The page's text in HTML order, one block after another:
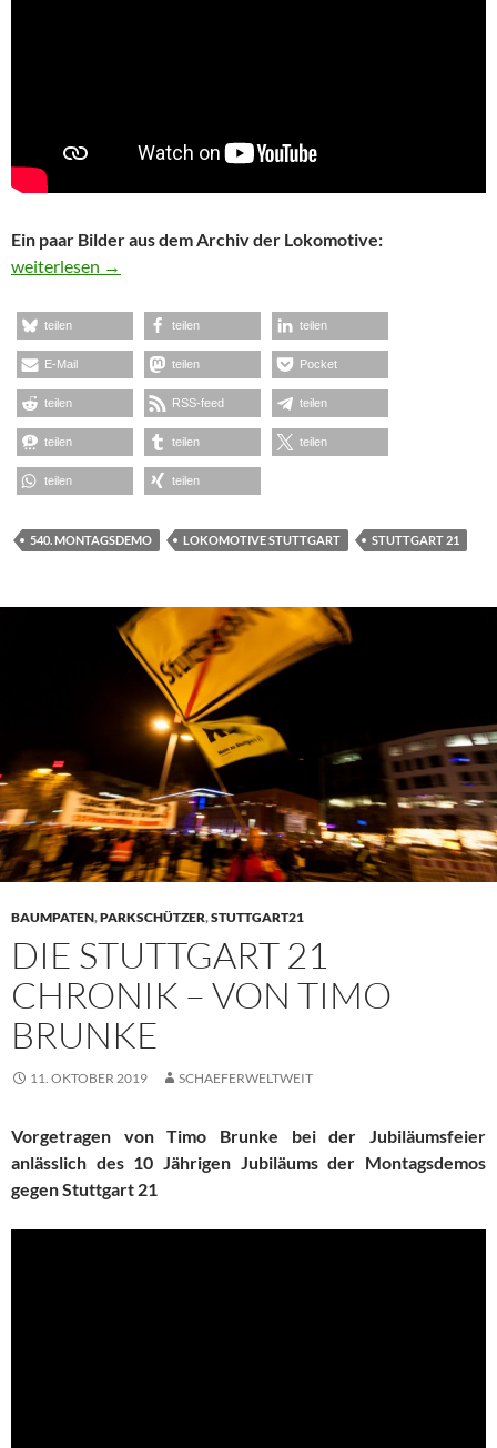
Ein paar Bilder aus dem Archiv der Lokomotive:
10 Jahre Lokomotive Stuttgart
weiterlesen →
teilen teilen teilen
E-Mail teilen Pocket
teilen RSS-feed teilen
teilen teilen teilen
teilen teilen
540. MONTAGSDEMO LOKOMOTIVE STUTTGART STUTTGART 21
BAUMPATEN,PARKSCHÜTZER,STUTTGART21
DIE STUTTGART 21
CHRONIK – VON TIMO
BRUNKE
11. OKTOBER 2019 SCHAEFERWELTWEIT
Vorgetragen von Timo Brunke bei der Jubiläumsfeier
anlässlich des 10 Jährigen Jubiläums der Montagsdemos
gegen Stuttgart 21